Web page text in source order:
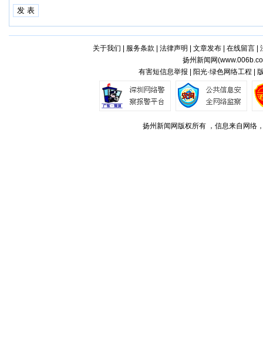
关于我们 服务条款 法律声明 文章发布| 在线留言|
扬州新闻网(
有害短信息举报 | 阳光·绿色网络工程 |
扬州新闻网版权所有 ，信息来自网络